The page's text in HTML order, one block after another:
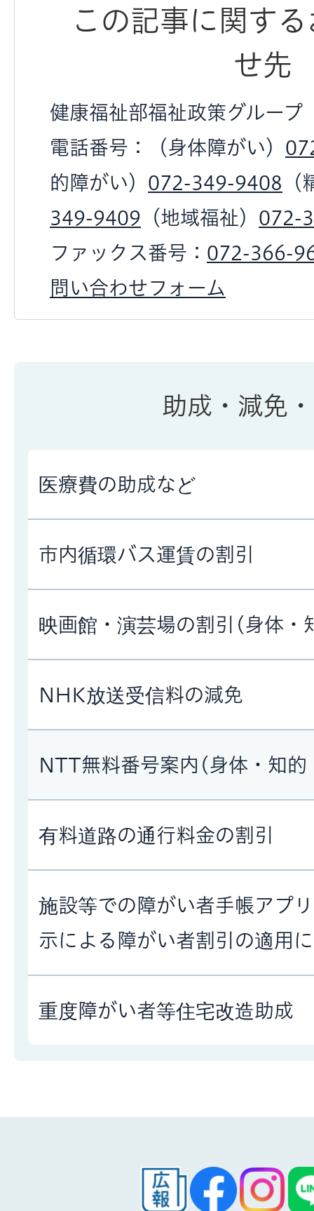
この記事に関す
せ先
健康福祉部福祉政策グループ
電話番号：（身体障がい）
的障がい） 072-349-9408
349-9409 （地域福祉） 072-
ファックス番号： 072-366-
問い合わせフォーム
助成・減免
医療費の助成など
市内循環バス運賃の割引
映画館・演芸場の割引(身体・
NHK放送受信料の減免
NTT無料番号案内(身体・知的
有料道路の通行料金の割引
施設等での障がい者手帳アプ
示による障がい者割引の適用
重度障がい者等住宅改造助成